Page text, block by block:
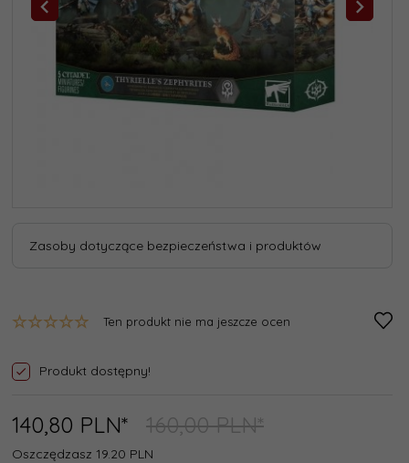
Zasoby dotyczące bezpieczeństwa i produktów
Ten produkt nie ma jeszcze ocen
Produkt dostępny!
140,80 PLN* 160,00 PLN*
Oszczędzasz 19.20 PLN